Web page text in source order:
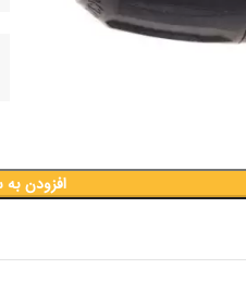
افزودن